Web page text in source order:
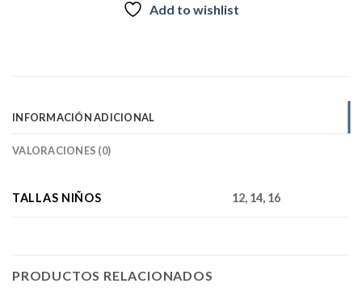
Add to wishlist
INFORMACIÓN ADICIONAL
VALORACIONES (0)
TALLAS NIÑOS 12, 14, 16
PRODUCTOS RELACIONADOS